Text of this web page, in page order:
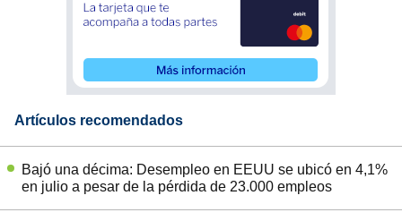
Artículos recomendados
Bajó una décima: Desempleo en EEUU se ubicó en 4,1%
en julio a pesar de la pérdida de 23.000 empleos